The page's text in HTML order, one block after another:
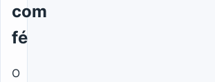
com
fé
O